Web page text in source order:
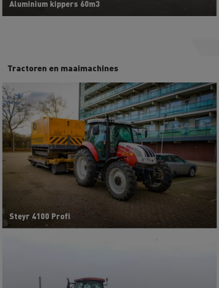
Aluminium kippers 60m3
Tractoren en maaimachines
Steyr 4100 Profi